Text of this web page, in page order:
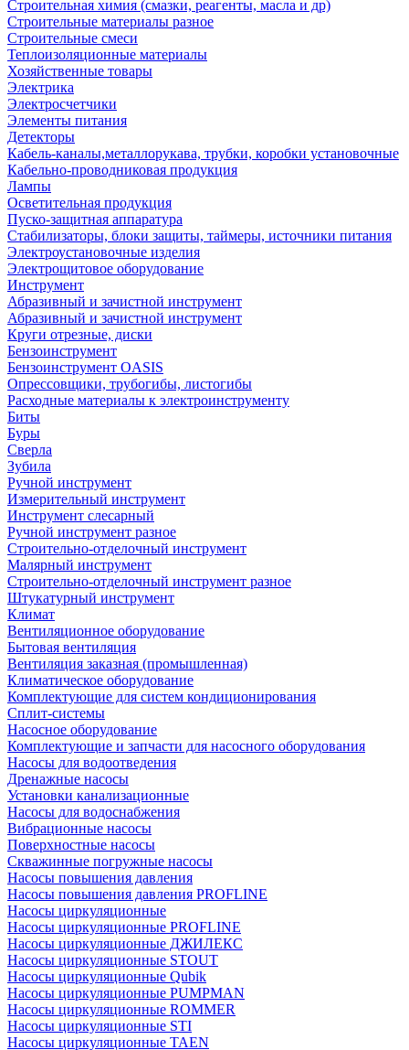
Строительная химия (смазки, реагенты, масла и др)
Строительные материалы разное
Строительные смеси
Теплоизоляционные материалы
Хозяйственные товары
Электрика
Электросчетчики
Элементы питания
Детекторы
Кабель-каналы,металлорукава, трубки, коробки установочные
Кабельно-проводниковая продукция
Лампы
Осветительная продукция
Пуско-защитная аппаратура
Стабилизаторы, блоки защиты, таймеры, источники питания
Электроустановочные изделия
Электрощитовое оборудование
Инструмент
Абразивный и зачистной инструмент
Абразивный и зачистной инструмент
Круги отрезные, диски
Бензоинструмент
Бензоинструмент OASIS
Опрессовщики, трубогибы, листогибы
Расходные материалы к электроинструменту
Биты
Буры
Сверла
Зубила
Ручной инструмент
Измерительный инструмент
Инструмент слесарный
Ручной инструмент разное
Строительно-отделочный инструмент
Малярный инструмент
Строительно-отделочный инструмент разное
Штукатурный инструмент
Климат
Вентиляционное оборудование
Бытовая вентиляция
Вентиляция заказная (промышленная)
Климатическое оборудование
Комплектующие для систем кондиционирования
Сплит-системы
Насосное оборудование
Комплектующие и запчасти для насосного оборудования
Насосы для водоотведения
Дренажные насосы
Установки канализационные
Насосы для водоснабжения
Вибрационные насосы
Поверхностные насосы
Скважинные погружные насосы
Насосы повышения давления
Насосы повышения давления PROFLINE
Насосы циркуляционные
Насосы циркуляционные PROFLINE
Насосы циркуляционные ДЖИЛЕКС
Насосы циркуляционные STOUT
Насосы циркуляционные Qubik
Насосы циркуляционные PUMPMAN
Насосы циркуляционные ROMMER
Насосы циркуляционные STI
Насосы циркуляционные TAEN